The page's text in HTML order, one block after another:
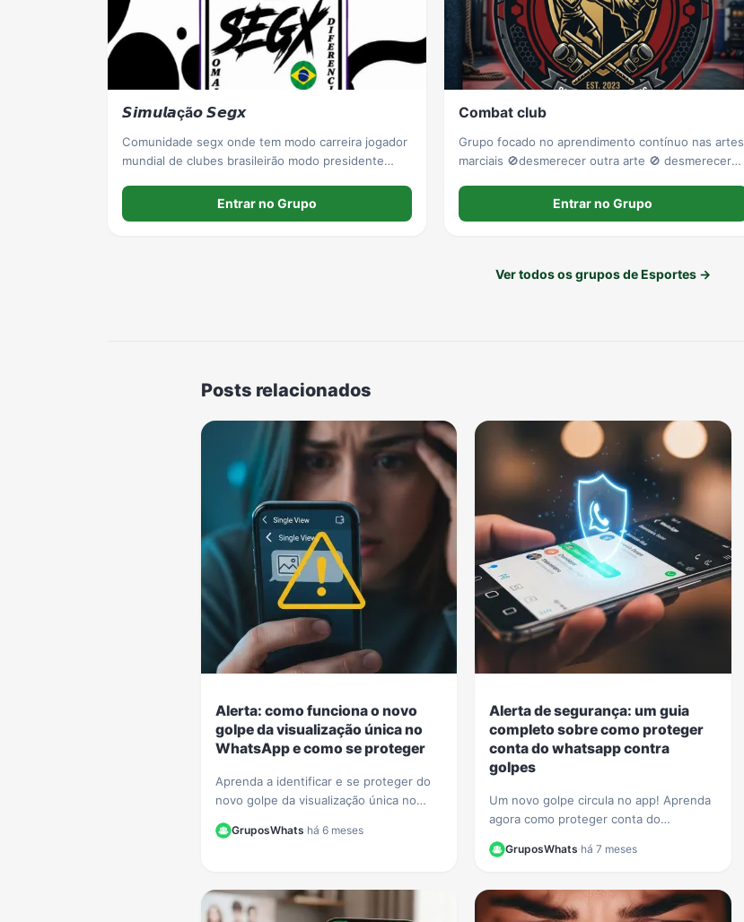
𝙎𝙞𝙢𝙪𝙡𝙖çã𝙤 𝙎𝙚𝙜𝙭
Comunidade segx onde tem modo carreira jogador
mundial de clubes brasileirão modo presidente
Entrar no Grupo
Combat club
Grupo focado no aprendimento contínuo nas artes
marciais 🚫desmerecer outra arte 🚫 desmerecer
Entrar no Grupo
Ver todos os grupos de Esportes →
Posts relacionados
Alerta: como funciona o novo
golpe da visualização única no
WhatsApp e como se proteger
Aprenda a identificar e se proteger do
novo golpe da visualização única no
para extorquir vítimas. Saiba como agir.
GruposWhats·há 6 meses
Alerta de segurança: um guia
completo sobre como proteger
conta do whatsapp contra
golpes
Um novo golpe circula no app! Aprenda
agora como proteger conta do
seus dados e contatos sejam roubados.
GruposWhats·há 7 meses